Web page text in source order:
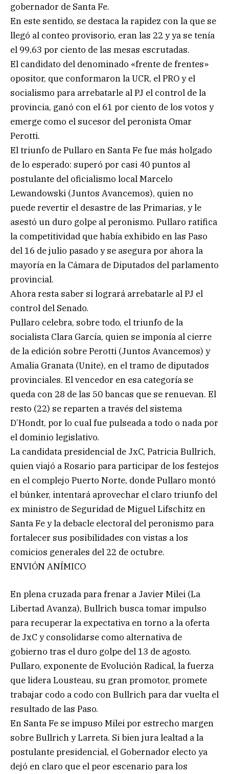
gobernador de Santa Fe.
En este sentido, se destaca la rapidez con la que se
llegó al conteo provisorio, eran las 22 y ya se tenía
el 99,63 por ciento de las mesas escrutadas.
El candidato del denominado «frente de frentes»
opositor, que conformaron la UCR, el PRO y el
socialismo para arrebatarle al PJ el control de la
provincia, ganó con el 61 por ciento de los votos y
emerge como el sucesor del peronista Omar
Perotti.
El triunfo de Pullaro en Santa Fe fue más holgado
de lo esperado: superó por casi 40 puntos al
postulante del oficialismo local Marcelo
Lewandowski (Juntos Avancemos), quien no
puede revertir el desastre de las Primarias, y le
asestó un duro golpe al peronismo. Pullaro ratifica
la competitividad que había exhibido en las Paso
del 16 de julio pasado y se asegura por ahora la
mayoría en la Cámara de Diputados del parlamento
provincial.
Ahora resta saber si logrará arrebatarle al PJ el
control del Senado.
Pullaro celebra, sobre todo, el triunfo de la
socialista Clara García, quien se imponía al cierre
de la edición sobre Perotti (Juntos Avancemos) y
Amalia Granata (Unite), en el tramo de diputados
provinciales. El vencedor en esa categoría se
queda con 28 de las 50 bancas que se renuevan. El
resto (22) se reparten a través del sistema
D’Hondt, por lo cual fue pulseada a todo o nada por
el dominio legislativo.
La candidata presidencial de JxC, Patricia Bullrich,
quien viajó a Rosario para participar de los festejos
en el complejo Puerto Norte, donde Pullaro montó
el búnker, intentará aprovechar el claro triunfo del
ex ministro de Seguridad de Miguel Lifschitz en
Santa Fe y la debacle electoral del peronismo para
fortalecer sus posibilidades con vistas a los
comicios generales del 22 de octubre.
ENVIÓN ANÍMICO
En plena cruzada para frenar a Javier Milei (La
Libertad Avanza), Bullrich busca tomar impulso
para recuperar la expectativa en torno a la oferta
de JxC y consolidarse como alternativa de
gobierno tras el duro golpe del 13 de agosto.
Pullaro, exponente de Evolución Radical, la fuerza
que lidera Lousteau, su gran promotor, promete
trabajar codo a codo con Bullrich para dar vuelta el
resultado de las Paso.
En Santa Fe se impuso Milei por estrecho margen
sobre Bullrich y Larreta. Si bien jura lealtad a la
postulante presidencial, el Gobernador electo ya
dejó en claro que el peor escenario para los